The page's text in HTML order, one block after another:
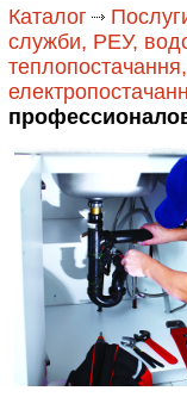
Каталог
служби, РЕУ,
теплопостачання,